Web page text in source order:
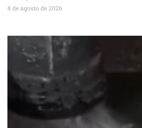
8 de agosto de 2026